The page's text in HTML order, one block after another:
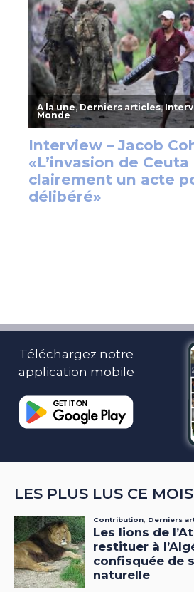
Téléchargez notre
application mobile
LES PLUS LUS CE MOIS